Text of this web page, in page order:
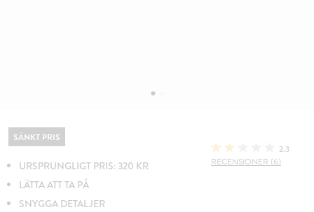
SÄNKT PRIS
URSPRUNGLIGT PRIS: 320 KR
LÄTTA ATT TA PÅ
SNYGGA DETALJER
2.3
RECENSIONER (6)